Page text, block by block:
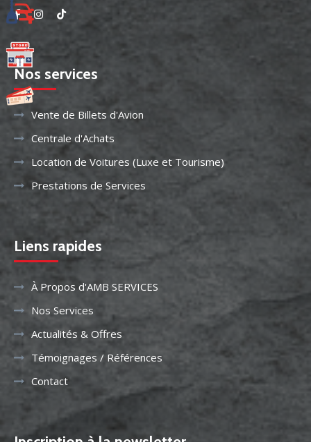
Nos services
Vente de Billets d'Avion
Centrale d'Achats
Location de Voitures (Luxe et Tourisme)
Prestations de Services
Liens rapides
À Propos d'AMB SERVICES
Nos Services
Actualités & Offres
Témoignages / Références
Contact